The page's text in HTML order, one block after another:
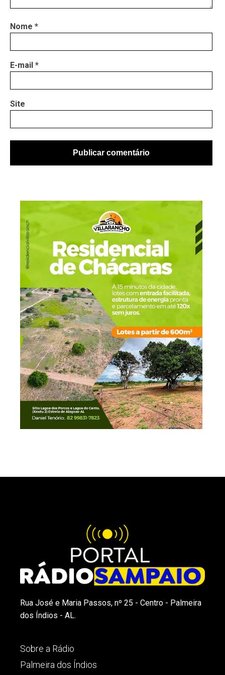
Nome *
E-mail *
Site
Rua José e Maria Passos, nº 25 - Centro - Palmeira
dos Índios - AL.
Sobre a Rádio
Palmeira dos Índios